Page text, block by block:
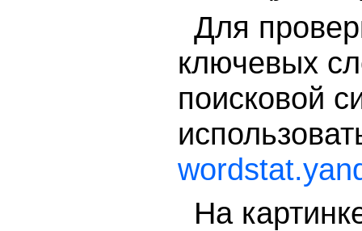
Для
ключевых
поисковой
На